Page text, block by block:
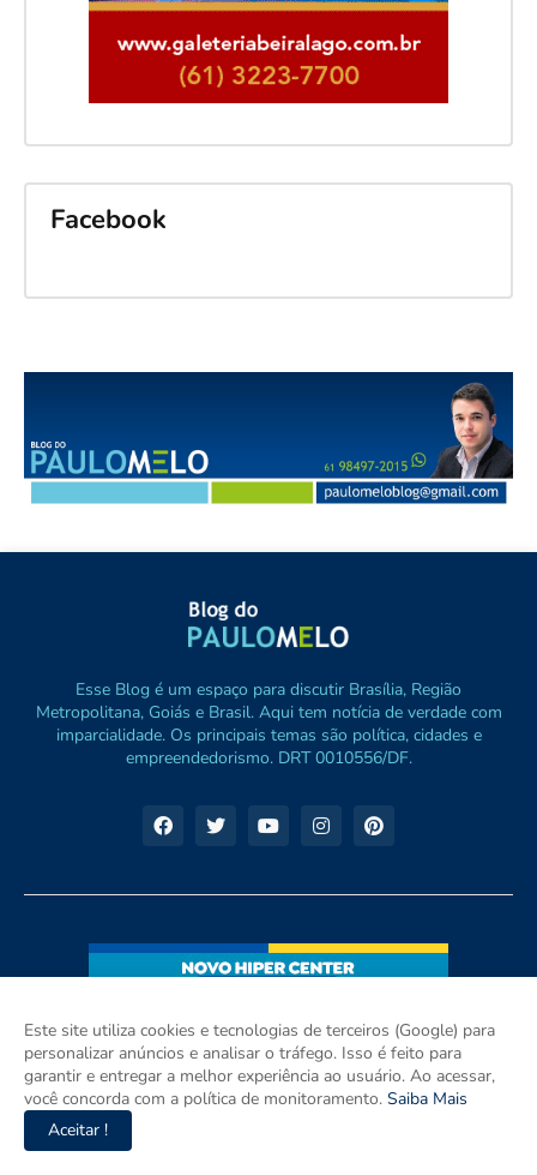
Facebook
Esse Blog é um espaço para discutir Brasília, Região
Metropolitana, Goiás e Brasil. Aqui tem notícia de verdade com
imparcialidade. Os principais temas são política, cidades e
empreendedorismo. DRT 0010556/DF.
Este site utiliza cookies e tecnologias de terceiros (Google) para
personalizar anúncios e analisar o tráfego. Isso é feito para
garantir e entregar a melhor experiência ao usuário. Ao acessar,
você concorda com a política de monitoramento. Saiba Mais
Aceitar !